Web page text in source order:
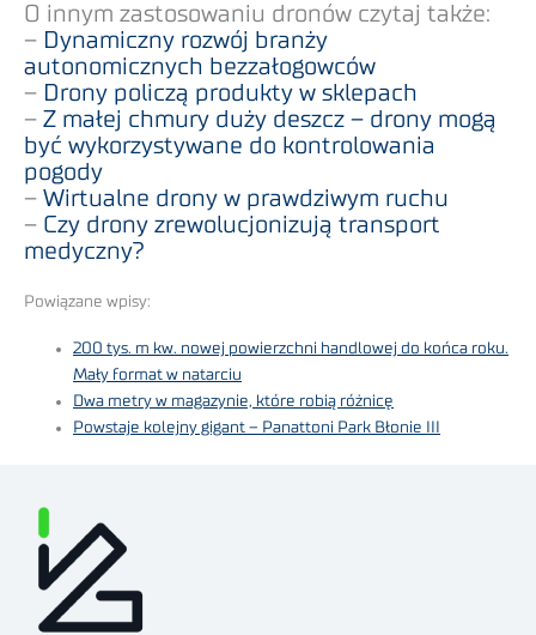
O innym zastosowaniu dronów czytaj także:
– Dynamiczny rozwój branży
autonomicznych bezzałogowców
– Drony policzą produkty w sklepach
– Z małej chmury duży deszcz – drony mogą
być wykorzystywane do kontrolowania
pogody
– Wirtualne drony w prawdziwym ruchu
– Czy drony zrewolucjonizują transport
medyczny?
Powiązane wpisy:
200 tys. m kw. nowej powierzchni handlowej do końca roku.
Mały format w natarciu
Dwa metry w magazynie, które robią różnicę
Powstaje kolejny gigant – Panattoni Park Błonie III